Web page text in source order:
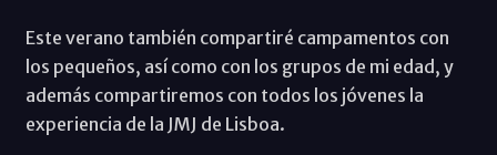
Este verano también compartiré campamentos con
los pequeños, así como con los grupos de mi edad, y
además compartiremos con todos los jóvenes la
experiencia de la JMJ de Lisboa.